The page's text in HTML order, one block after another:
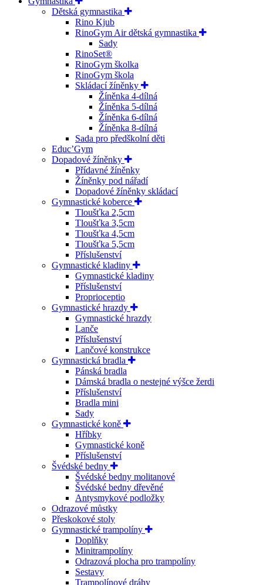
Dětská gymnastika
Rino Kjub
RinoGym Air dětská gymnastika
Sady
RinoSet®
RinoGym školka
RinoGym škola
Skládací žíněnky
Žíněnka 4-dílná
Žíněnka 5-dílná
Žíněnka 6-dílná
Žíněnka 8-dílná
Sada pro předškolní děti
Educ’Gym
Dopadové žíněnky
Přídavné žíněnky
Žíněnky pod nářadí
Dopadové žíněnky skládací
Gymnastické koberce
Tloušťka 2,5cm
Tloušťka 3,5cm
Tloušťka 4,5cm
Tloušťka 5,5cm
Příslušenství
Gymnastické kladiny
Gymnastické kladiny
Příslušenství
Proprioceptio
Gymnastické hrazdy
Gymnastické hrazdy
Lanče
Příslušenství
Lančové konstrukce
Gymnastická bradla
Pánská bradla
Dámská bradla o nestejné výšce žerdi
Příslušenství
Bradla mini
Sady
Gymnastické koně
Hříbky
Gymnastické koně
Příslušenství
Švédské bedny
Švédské bedny molitanové
Švédské bedny dřevěné
Antysmykové podložky
Odrazové můstky
Přeskokové stoly
Gymnastické trampolíny
Doplňky
Minitrampolíny
Odrazová plocha pro trampolíny
Sestavy
Trampolínové dráhy